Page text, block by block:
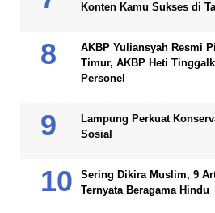
Konten Kamu Sukses di
AKBP Yuliansyah Resmi
Timur, AKBP Heti
Personel
Lampung Perkuat
Sosial
Sering Dikira Muslim, 9
Ternyata Beragama Hindu